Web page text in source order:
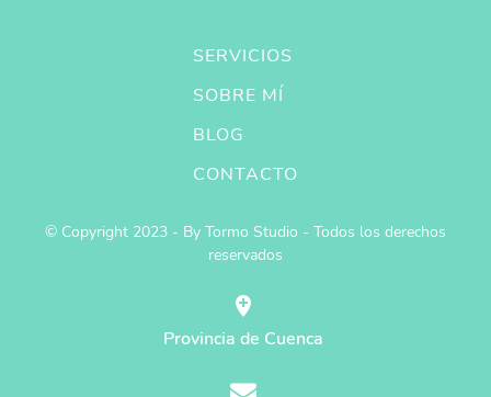
SERVICIOS
SOBRE MÍ
BLOG
CONTACTO
© Copyright 2023 - By Tormo Studio - Todos los derechos
reservados
Provincia de Cuenca